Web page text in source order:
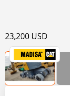
23,200 USD